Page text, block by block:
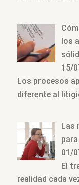
los
15/
Los procesos
diferente al
Las
01/
El
realidad cada